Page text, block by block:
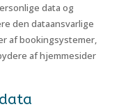
data og
den dataansvarlige
af bookingsystemer,
af hjemmesider